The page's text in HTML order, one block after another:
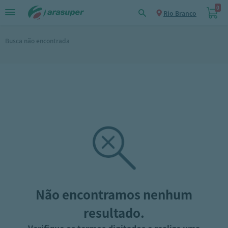
Rio Branco
0
Busca não encontrada
Não encontramos nenhum
resultado.